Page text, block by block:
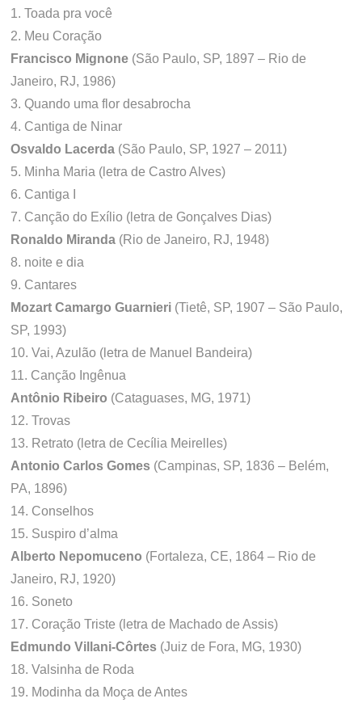
1. Toada pra você
2. Meu Coração
Francisco Mignone (São Paulo, SP, 1897 – Rio de
Janeiro, RJ, 1986)
3. Quando uma flor desabrocha
4. Cantiga de Ninar
Osvaldo Lacerda (São Paulo, SP, 1927 – 2011)
5. Minha Maria (letra de Castro Alves)
6. Cantiga I
7. Canção do Exílio (letra de Gonçalves Dias)
Ronaldo Miranda (Rio de Janeiro, RJ, 1948)
8. noite e dia
9. Cantares
Mozart Camargo Guarnieri (Tietê, SP, 1907 – São Paulo,
SP, 1993)
10. Vai, Azulão (letra de Manuel Bandeira)
11. Canção Ingênua
Antônio Ribeiro (Cataguases, MG, 1971)
12. Trovas
13. Retrato (letra de Cecília Meirelles)
Antonio Carlos Gomes (Campinas, SP, 1836 – Belém,
PA, 1896)
14. Conselhos
15. Suspiro d’alma
Alberto Nepomuceno (Fortaleza, CE, 1864 – Rio de
Janeiro, RJ, 1920)
16. Soneto
17. Coração Triste (letra de Machado de Assis)
Edmundo Villani-Côrtes (Juiz de Fora, MG, 1930)
18. Valsinha de Roda
19. Modinha da Moça de Antes